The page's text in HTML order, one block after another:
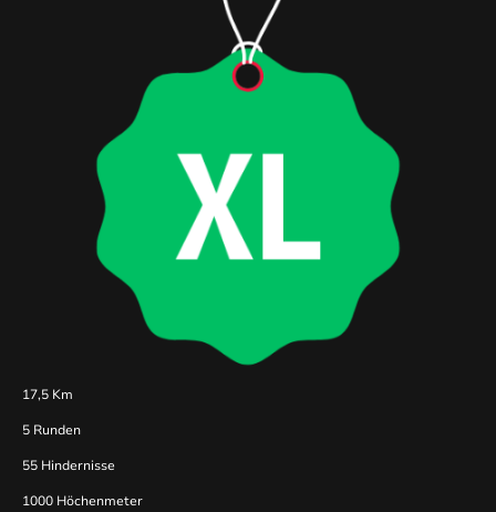
17,5 Km
5 Runden
55 Hindernisse
1000 Höchenmeter